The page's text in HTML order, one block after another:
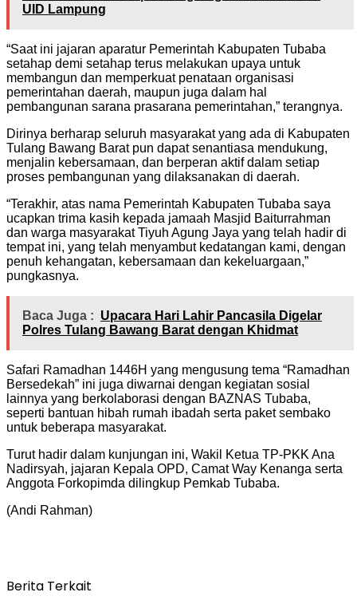
UID Lampung
“Saat ini jajaran aparatur Pemerintah Kabupaten Tubaba
setahap demi setahap terus melakukan upaya untuk
membangun dan memperkuat penataan organisasi
pemerintahan daerah, maupun juga dalam hal
pembangunan sarana prasarana pemerintahan,” terangnya.
Dirinya berharap seluruh masyarakat yang ada di Kabupaten
Tulang Bawang Barat pun dapat senantiasa mendukung,
menjalin kebersamaan, dan berperan aktif dalam setiap
proses pembangunan yang dilaksanakan di daerah.
“Terakhir, atas nama Pemerintah Kabupaten Tubaba saya
ucapkan trima kasih kepada jamaah Masjid Baiturrahman
dan warga masyarakat Tiyuh Agung Jaya yang telah hadir di
tempat ini, yang telah menyambut kedatangan kami, dengan
penuh kehangatan, kebersamaan dan kekeluargaan,”
pungkasnya.
Baca Juga : Upacara Hari Lahir Pancasila Digelar
Polres Tulang Bawang Barat dengan Khidmat
Safari Ramadhan 1446H yang mengusung tema “Ramadhan
Bersedekah” ini juga diwarnai dengan kegiatan sosial
lainnya yang berkolaborasi dengan BAZNAS Tubaba,
seperti bantuan hibah rumah ibadah serta paket sembako
untuk beberapa masyarakat.
Turut hadir dalam kunjungan ini, Wakil Ketua TP-PKK Ana
Nadirsyah, jajaran Kepala OPD, Camat Way Kenanga serta
Anggota Forkopimda dilingkup Pemkab Tubaba.
(Andi Rahman)
Berita Terkait